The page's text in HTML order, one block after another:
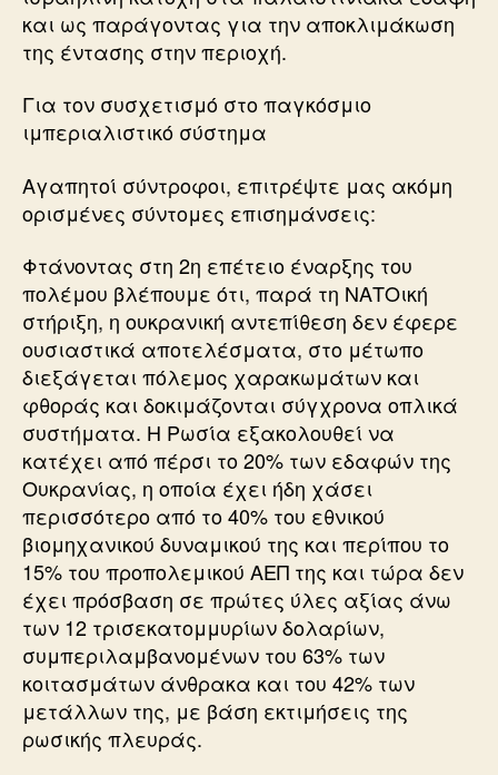
και ως παράγοντας για την αποκλιμάκωση
της έντασης στην περιοχή.
Για τον συσχετισμό στο παγκόσμιο
ιμπεριαλιστικό σύστημα
Αγαπητοί σύντροφοι, επιτρέψτε μας ακόμη
ορισμένες σύντομες επισημάνσεις:
Φτάνοντας στη 2η επέτειο έναρξης του
πολέμου βλέπουμε ότι, παρά τη ΝΑΤΟική
στήριξη, η ουκρανική αντεπίθεση δεν έφερε
ουσιαστικά αποτελέσματα, στο μέτωπο
διεξάγεται πόλεμος χαρακωμάτων και
φθοράς και δοκιμάζονται σύγχρονα οπλικά
συστήματα. Η Ρωσία εξακολουθεί να
κατέχει από πέρσι το 20% των εδαφών της
Ουκρανίας, η οποία έχει ήδη χάσει
περισσότερο από το 40% του εθνικού
βιομηχανικού δυναμικού της και περίπου το
15% του προπολεμικού ΑΕΠ της και τώρα δεν
έχει πρόσβαση σε πρώτες ύλες αξίας άνω
των 12 τρισεκατομμυρίων δολαρίων,
συμπεριλαμβανομένων του 63% των
κοιτασμάτων άνθρακα και του 42% των
μετάλλων της, με βάση εκτιμήσεις της
ρωσικής πλευράς.